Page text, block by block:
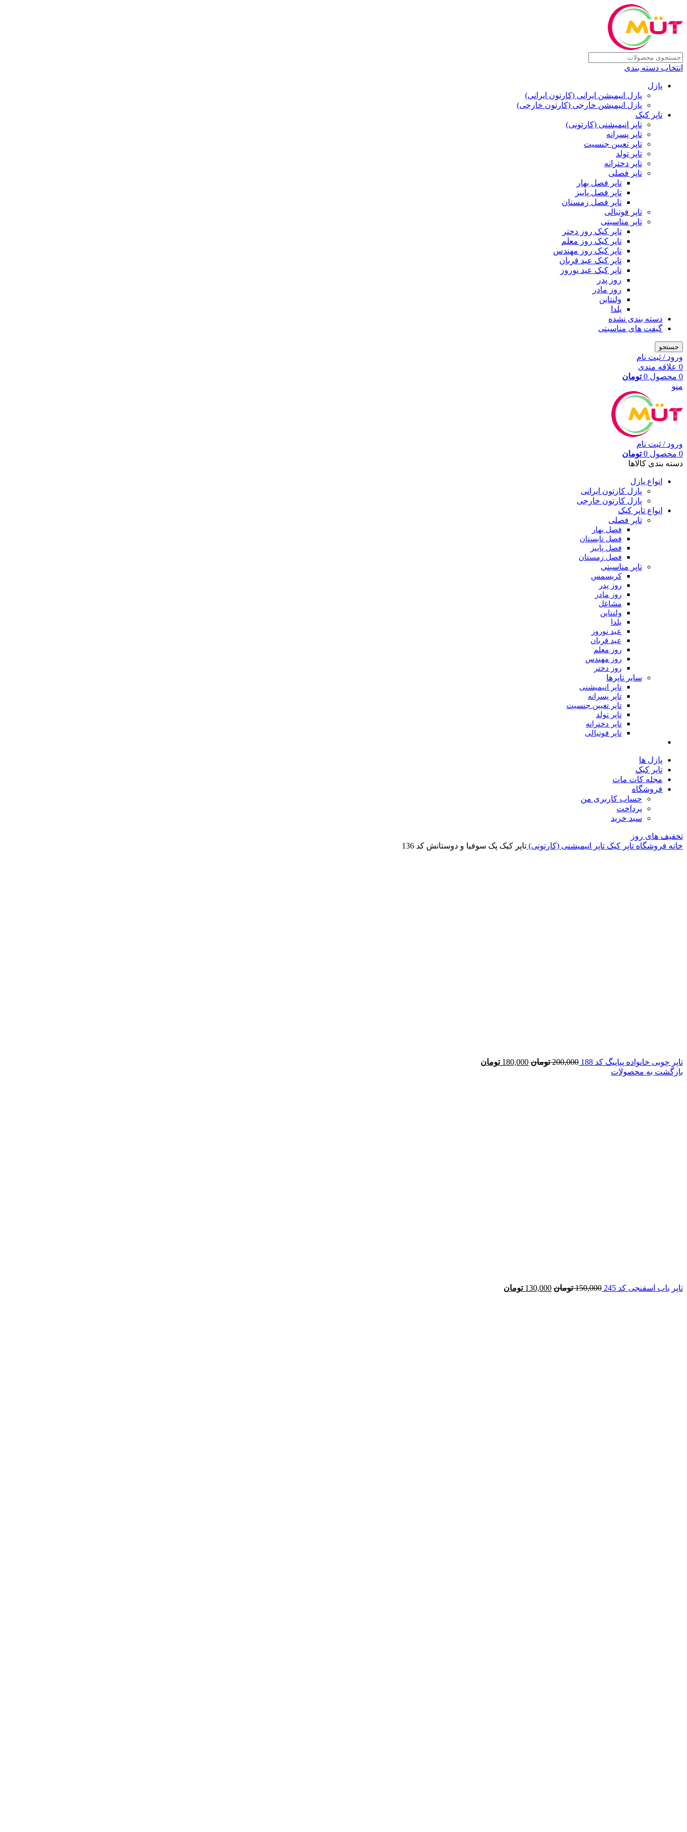
انتخاب دسته بندی
پازل
پازل انیمیشن ایرانی (کارتون ایرانی)
پازل انیمیشن خارجی (کارتون خارجی)
تاپر کیک
تاپر انیمیشنی (کارتونی)
تاپر پسرانه
تاپر تعیین جنسیت
تاپر تولد
تاپر دخترانه
تاپر فصلی
تاپر فصل بهار
تاپر فصل پاییز
تاپر فصل زمستان
تاپر فوتبالی
تاپر مناسبتی
تاپر کیک روز دختر
تاپر کیک روز معلم
تاپر کیک روز مهندس
تاپر کیک عید قربان
تاپر کیک عید نوروز
روز پدر
روز مادر
ولنتاین
یلدا
دسته بندی نشده
گیفت های مناسبتی
جستجو
ورود / ثبت نام
0 علاقه مندی
0 محصول 0 تومان
منو
ورود / ثبت نام
0 محصول 0 تومان
دسته بندی کالاها
انواع پازل
پازل کارتون ایرانی
پازل کارتون خارجی
انواع تاپر کیک
تاپر فصلی
فصل بهار
فصل تابستان
فصل پاییز
فصل زمستان
تاپر مناسبتی
کریسمس
روز پدر
روز مادر
مشاغل
ولنتاین
یلدا
عید نوروز
عید قربان
روز معلم
روز مهندس
روز دختر
سایر تاپرها
تاپر انیمیشنی
تاپر پسرانه
تاپر تعیین جنسیت
تاپر تولد
تاپر دخترانه
تاپر فوتبالی
پازل ها
تاپر کیک
مجله کات مات
فروشگاه
حساب کاربری من
پرداخت
سبد خرید
تخفیف های روز
خانه فروشگاه تاپر کیک تاپر انیمیشنی (کارتونی) تاپر کیک پک سوفیا و دوستانش کد 136
تاپر چوبی خانواده پپاپیگ کد 188 200,000 تومان 180,000 تومان
بازگشت به محصولات
تاپر باب اسفنجی کد 245 150,000 تومان 130,000 تومان